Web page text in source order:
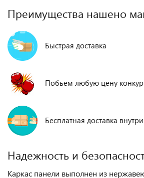
Преимущества нашено
Быстрая доставка
Побьем любую цену
Бесплатная доставка
Надежность и
Каркас панели выполнен из